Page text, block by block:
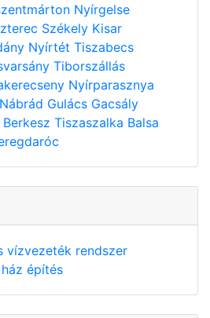
Nyírgelse
Székely Kisar
Nyírtét Tiszabecs
Tiborszállás
Nyírparasznya
Nábrád Gulács Gacsály
Berkesz Tiszaszalka Balsa
vízvezeték rendszer
ház építés